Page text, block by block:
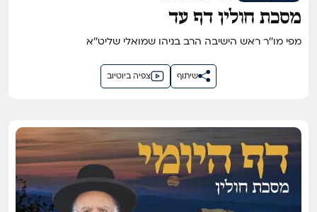
מסכת חולין דף עד
מפי מו''ר ראש הישיבה הרב בניהו שמואלי שליט''א
צפיה ביוטיוב שיתוף